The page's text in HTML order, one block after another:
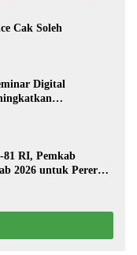
Cak Soleh
Digital
RI, Pemkab
2026 untuk Pererat